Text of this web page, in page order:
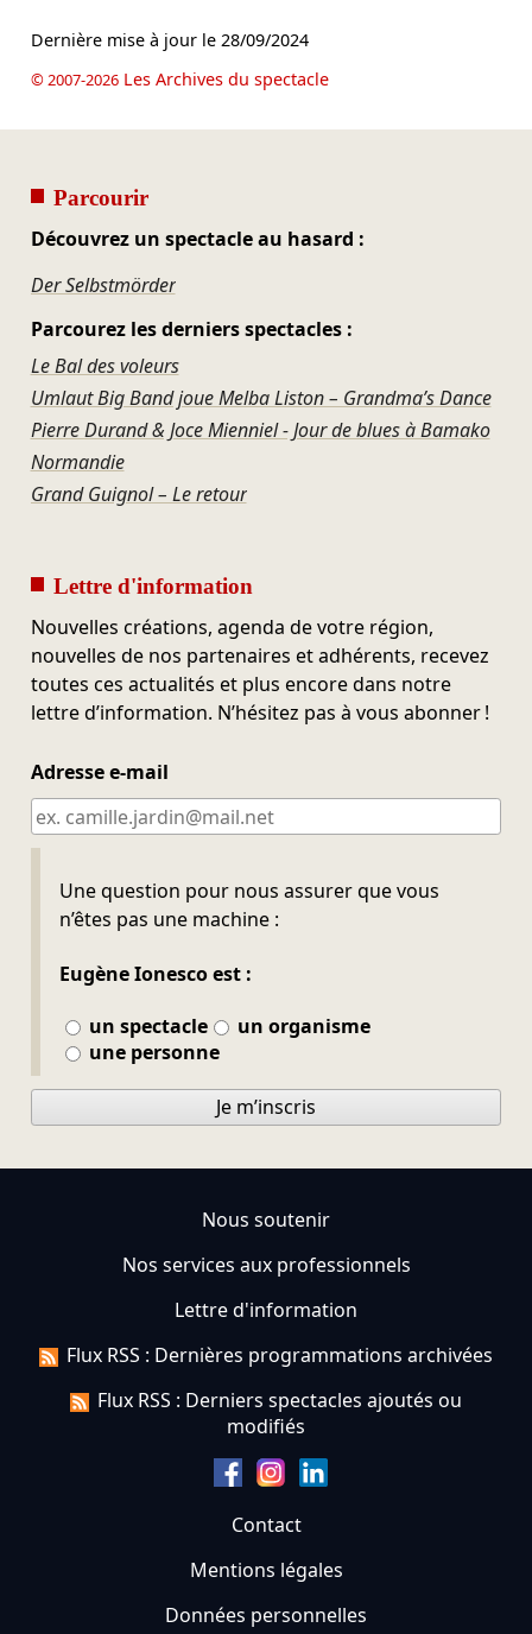
Dernière mise à jour le 28/09/2024
© 2007-2026Les Archives du spectacle
Parcourir
Découvrez un spectacle au hasard :
Der Selbstmörder
Parcourez les derniers spectacles :
Le Bal des voleurs
Umlaut Big Band joue Melba Liston – Grandma’s Dance
Pierre Durand & Joce Mienniel - Jour de blues à Bamako
Normandie
Grand Guignol – Le retour
Lettre d'information
Nouvelles créations, agenda de votre région,
nouvelles de nos partenaires et adhérents, recevez
toutes ces actualités et plus encore dans notre
lettre d’information. N’hésitez pas à vous abonner !
Adresse e-mail
Une question pour nous assurer que vous
n’êtes pas une machine :
Eugène Ionesco est :
un spectacle
un organisme
une personne
Ne pas remplir
Je m’inscris
Nous soutenir
Nos services aux professionnels
Lettre d'information
Flux RSS : Dernières programmations archivées
Flux RSS : Derniers spectacles ajoutés ou
modifiés
Contact
Mentions légales
Données personnelles